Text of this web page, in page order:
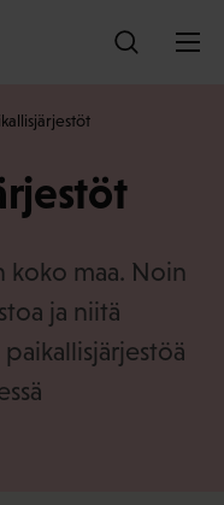
koko maa. Noin
ja niitä